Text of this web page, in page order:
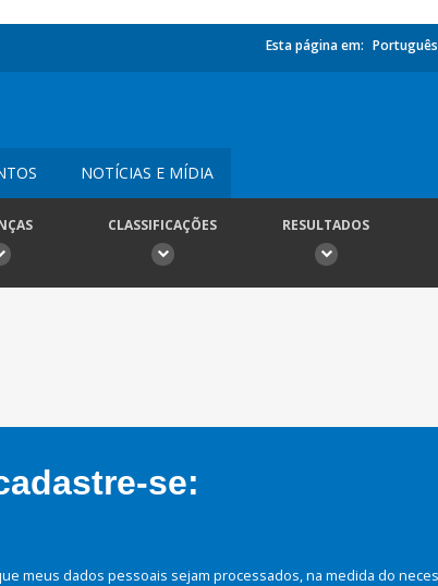
Esta página em: Português
NOTÍCIAS E MÍDIA
CLASSIFICAÇÕES RESULTADOS
se:
meus dados pessoais sejam processados, na medida do